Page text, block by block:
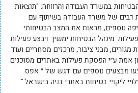
במשרד העבודה והרווחה: "תוצאות
רבים של משרד העבודה בשיתוף עם
נוספים, מראות את המצב הבטיחותי
מינהל הבטיחות ימשיך ויבצע פעילות
מגורים, מבני ציבור, מרכזים מסחריים ועוד.
אמת ע״י הפסקת פעילות באתרים מסוכנים
מבצעים נוספים עם דגש של ״ אפס
ליקויי בטיחות באתרי בניה בישראל."